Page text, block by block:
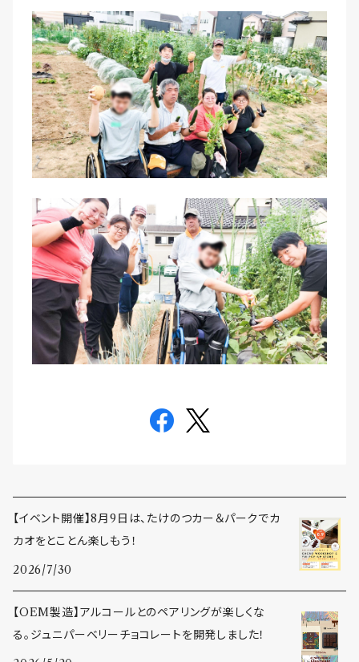
【イベント開催】8月9日は、たけのつカー＆パークでカ
カオをとことん楽しもう！
2026/7/30
【OEM製造】アルコールとのペアリングが楽しくな
る。ジュニパーベリーチョコレートを開発しました！